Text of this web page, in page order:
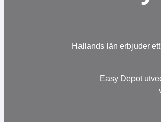
Hallands län erbjuder
Easy Depot